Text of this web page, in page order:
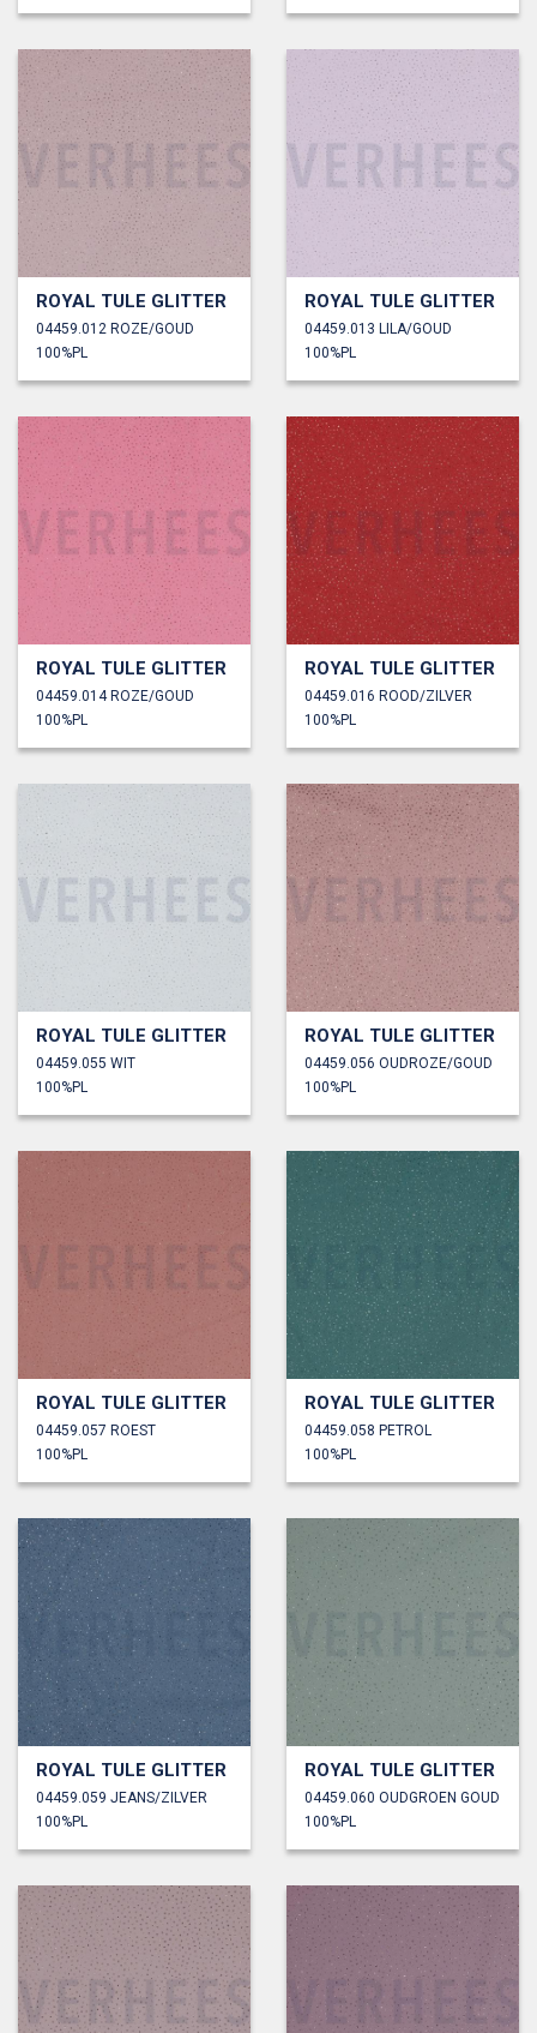
ROYAL TULE GLITTER
04459.012 ROZE/GOUD
100%PL
ROYAL TULE GLITTER
04459.013 LILA/GOUD
100%PL
ROYAL TULE GLITTER
04459.014 ROZE/GOUD
100%PL
ROYAL TULE GLITTER
04459.016 ROOD/ZILVER
100%PL
ROYAL TULE GLITTER
04459.055 WIT
100%PL
ROYAL TULE GLITTER
04459.056 OUDROZE/GOUD
100%PL
ROYAL TULE GLITTER
04459.057 ROEST
100%PL
ROYAL TULE GLITTER
04459.058 PETROL
100%PL
ROYAL TULE GLITTER
04459.059 JEANS/ZILVER
100%PL
ROYAL TULE GLITTER
04459.060 OUDGROEN GOUD
100%PL